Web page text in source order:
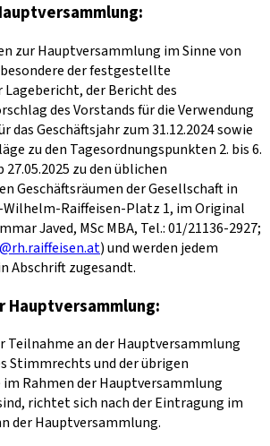
zur Hauptversammlung im Sinne von
der festgestellte
Lagebericht, der Bericht des
des Vorstands für die Verwendung
das Geschäftsjahr zum 31.12.2024 sowie
zu den Tagesordnungspunkten 2. bis 6.
zu den üblichen
Geschäftsräumen der Gesellschaft in
Wilhelm-Raiffeisen-Platz 1, im Original
Javed, MSc MBA, Tel.: 01/21136-2927;
) und werden jedem
Abschrift zugesandt.
Hauptversammlung:
Teilnahme an der Hauptversammlung
Stimmrechts und der übrigen
Rahmen der Hauptversammlung
richtet sich nach der Eintragung im
der Hauptversammlung.